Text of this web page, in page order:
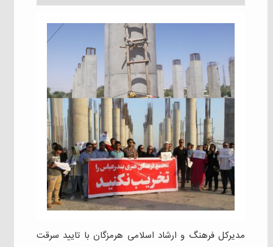
مدیرکل فرهنگ و ارشاد اسلامی هرمزگان با تایید سرقت